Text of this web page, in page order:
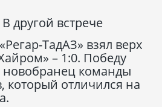
В другой встрече
ТадАЗ» взял верх
– 1:0. Победу
команды
отличился на